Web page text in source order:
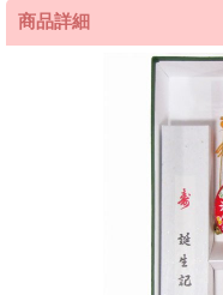
商品詳細